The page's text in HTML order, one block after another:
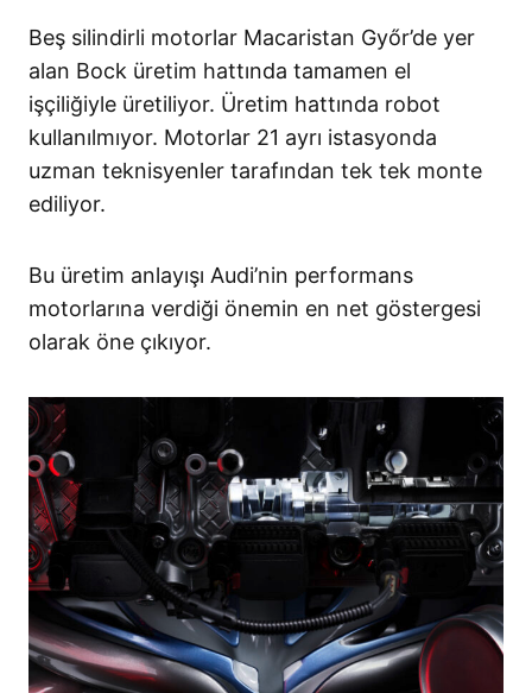
Beş silindirli motorlar Macaristan Győr’de yer
alan Bock üretim hattında tamamen el
işçiliğiyle üretiliyor. Üretim hattında robot
kullanılmıyor. Motorlar 21 ayrı istasyonda
uzman teknisyenler tarafından tek tek monte
ediliyor.
Bu üretim anlayışı Audi’nin performans
motorlarına verdiği önemin en net göstergesi
olarak öne çıkıyor.